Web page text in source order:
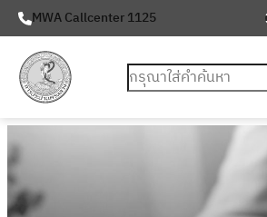
MWA Callcenter 1125
ค้นหา